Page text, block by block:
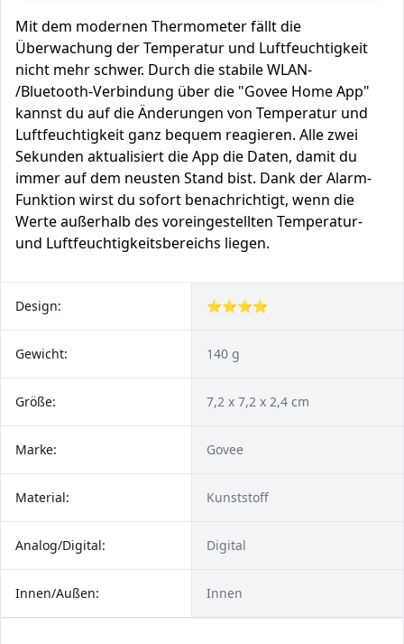
Mit dem modernen Thermometer fällt die
Überwachung der Temperatur und Luftfeuchtigkeit
nicht mehr schwer. Durch die stabile WLAN-
/Bluetooth-Verbindung über die "Govee Home App"
kannst du auf die Änderungen von Temperatur und
Luftfeuchtigkeit ganz bequem reagieren. Alle zwei
Sekunden aktualisiert die App die Daten, damit du
immer auf dem neusten Stand bist. Dank der Alarm-
Funktion wirst du sofort benachrichtigt, wenn die
Werte außerhalb des voreingestellten Temperatur-
und Luftfeuchtigkeitsbereichs liegen.
Design: ⭐⭐⭐⭐
Gewicht: 140 g
Größe: 7,2 x 7,2 x 2,4 cm
Marke: Govee
Material: Kunststoff
Analog/Digital: Digital
Innen/Außen: Innen